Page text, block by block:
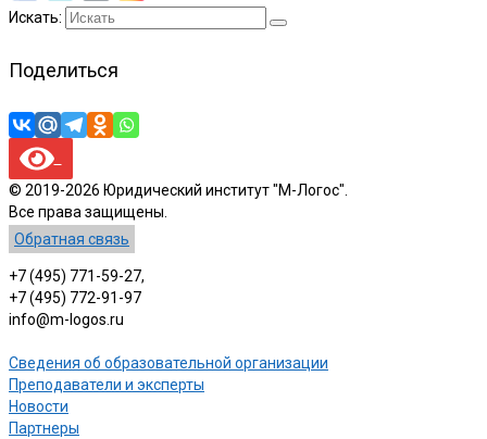
Искать:
Поделиться
© 2019-2026 Юридический институт "М-Логос".
Все права защищены.
Обратная связь
+7 (495) 771-59-27,
+7 (495) 772-91-97
info@m-logos.ru
Сведения об образовательной организации
Преподаватели и эксперты
Новости
Партнеры